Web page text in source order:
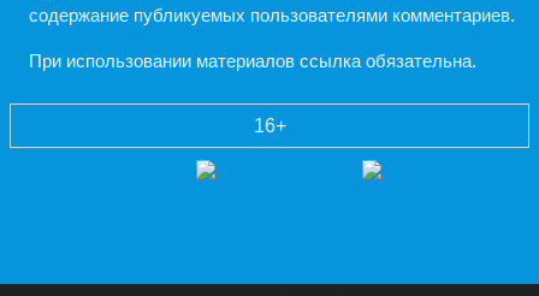
содержание публикуемых пользователями комментариев.
При использовании материалов ссылка обязательна.
16+